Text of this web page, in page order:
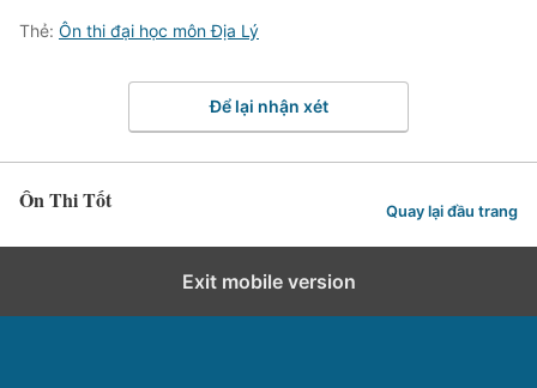
Thẻ: Ôn thi đại học môn Địa Lý
Để lại nhận xét
Ôn Thi Tốt Quay lại đầu trang
Exit mobile version